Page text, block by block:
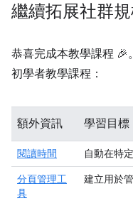
繼續拓展社群規
恭喜完成本教學課程
初學者教學課程：
額外資訊 學習目標
閱讀時間
自動在特
分頁管理工
具
建立用於